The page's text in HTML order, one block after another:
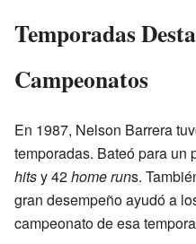
Temporadas
Campeonatos
En 1987, Nelson Barrera
temporadas. Bateó para un
hitsy 42home runs.
gran desempeño ayudó a
campeonato de esa